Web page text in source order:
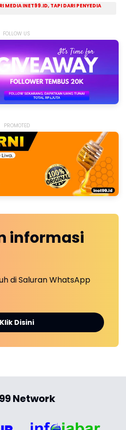
MEDIA INET99.ID, TAPI DARI PENYEDIA
FOLLOW US
PROMOTED
informasi
di Saluran WhatsApp
Klik Disini
Network